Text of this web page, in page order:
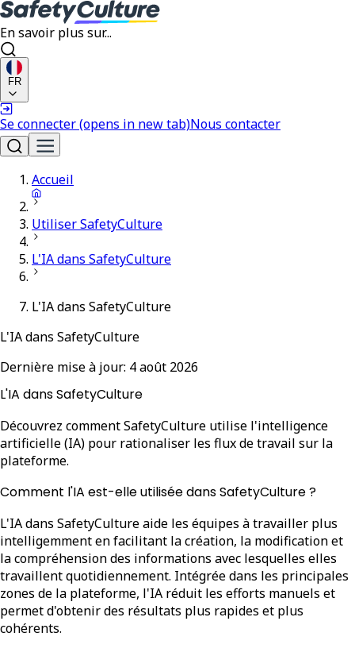
En savoir plus sur...
FR
Se connecter(opens in new tab)Nous contacter
Accueil
Utiliser SafetyCulture
L'IA dans SafetyCulture
L'IA dans SafetyCulture
L'IA dans SafetyCulture
Dernière mise à jour: 4 août 2026
L'IA dans SafetyCulture
Découvrez comment SafetyCulture utilise l'intelligence
artificielle (IA) pour rationaliser les flux de travail sur la
plateforme.
Comment l'IA est-elle utilisée dans SafetyCulture ?
L'IA dans SafetyCulture aide les équipes à travailler plus
intelligemment en facilitant la création, la modification et
la compréhension des informations avec lesquelles elles
travaillent quotidiennement. Intégrée dans les principales
zones de la plateforme, l'IA réduit les efforts manuels et
permet d'obtenir des résultats plus rapides et plus
cohérents.